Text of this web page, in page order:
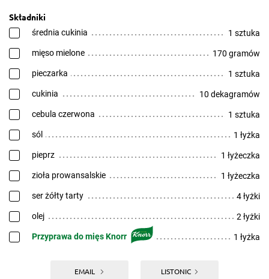
Składniki
średnia cukinia 1 sztuka
mięso mielone 170 gramów
pieczarka 1 sztuka
cukinia 10 dekagramów
cebula czerwona 1 sztuka
sól 1 łyżka
pieprz 1 łyżeczka
zioła prowansalskie 1 łyżeczka
ser żółty tarty 4 łyżki
olej 2 łyżki
Przyprawa do mięs Knorr 1 łyżka
EMAIL LISTONIC